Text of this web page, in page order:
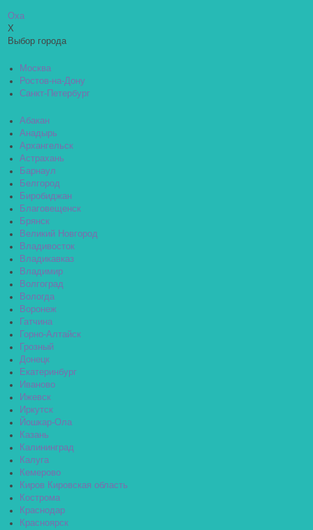
Оха
X
Выбор города
Москва
Ростов-на-Дону
Санкт-Петербург
Абакан
Анадырь
Архангельск
Астрахань
Барнаул
Белгород
Биробиджан
Благовещенск
Брянск
Великий Новгород
Владивосток
Владикавказ
Владимир
Волгоград
Вологда
Воронеж
Гатчина
Горно-Алтайск
Грозный
Донецк
Екатеринбург
Иваново
Ижевск
Иркутск
Йошкар-Ола
Казань
Калининград
Калуга
Кемерово
Киров Кировская область
Кострома
Краснодар
Красноярск